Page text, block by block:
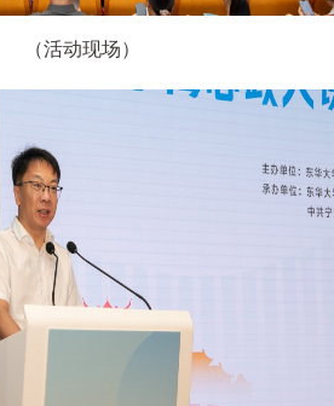
（活动现场）